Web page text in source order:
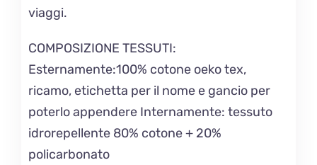
viaggi.
COMPOSIZIONE TESSUTI:
Esternamente:100% cotone oeko tex,
ricamo, etichetta per il nome e gancio per
poterlo appendere Internamente: tessuto
idrorepellente 80% cotone + 20%
policarbonato